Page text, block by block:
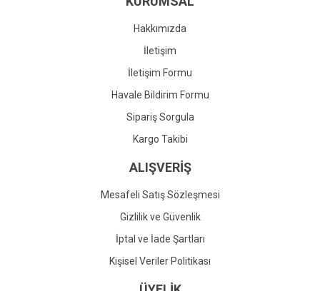
Gönder
Hakkımızda
İletişim
İletişim Formu
Havale Bildirim Formu
Sipariş Sorgula
Kargo Takibi
ALIŞVERİŞ
Mesafeli Satış Sözleşmesi
Gizlilik ve Güvenlik
İptal ve İade Şartları
Kişisel Veriler Politikası